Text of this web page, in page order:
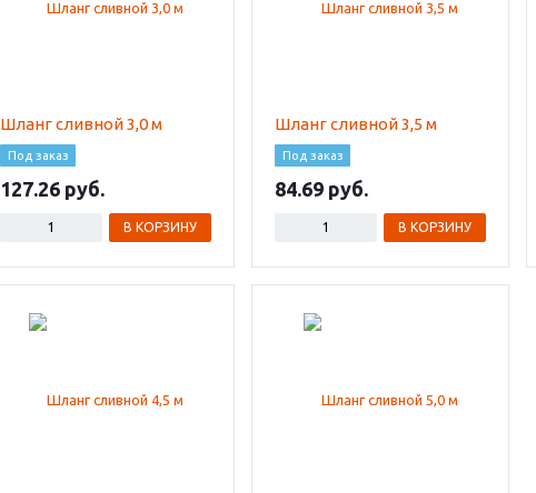
Шланг сливной 3,0 м
Под заказ
127.26
В КОРЗИНУ
Шланг сливной 3,5 м
Под заказ
84.69
В КОРЗИНУ